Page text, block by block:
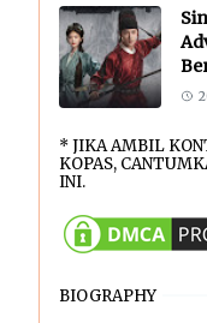
* JIKA AMBIL
KOPAS,
INI.
BIOGRAPHY